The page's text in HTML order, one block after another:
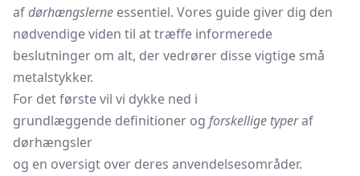
afdørhængslerne essentiel. Vores guide giver dig den
nødvendige viden til at træffe informerede
beslutninger om alt, der vedrører disse vigtige små
metalstykker.
For det første vil vi dykke ned i
grundlæggende definitioner og forskellige typeraf
dørhængsler
og en oversigt over deres anvendelsesområder.